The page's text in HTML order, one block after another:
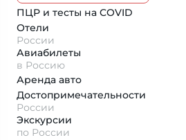
ПЦР и тесты на COVID
Отели
России
Авиабилеты
в Россию
Аренда авто
Достопримеча­тельности
России
Экскурсии
по России